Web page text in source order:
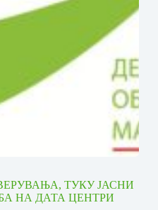
ТУКУ ЈАСНИ
НА ДАТА ЦЕНТРИ